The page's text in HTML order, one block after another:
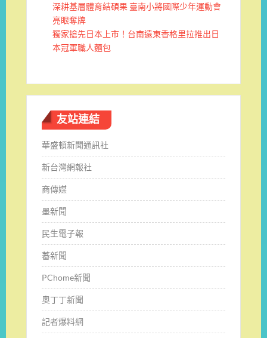
深耕基層體育結碩果 臺南小將國際少年運動會
亮眼奪牌
獨家搶先日本上市！台南遠東香格里拉推出日
本冠軍職人麵包
友站連結
華盛頓新聞通訊社
新台灣網報社
商傳媒
墨新聞
民生電子報
蕃新聞
PChome新聞
奧丁丁新聞
記者爆料網